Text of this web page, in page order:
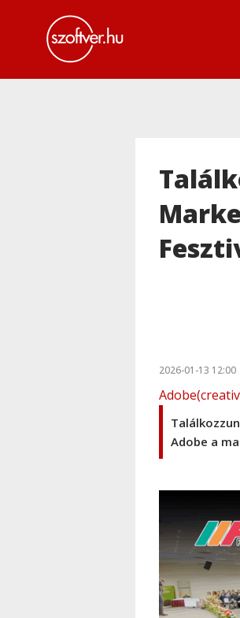
2026-01-13 12:00
Adobe a